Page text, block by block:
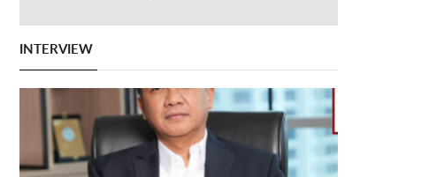
INTERVIEW
Previous Next